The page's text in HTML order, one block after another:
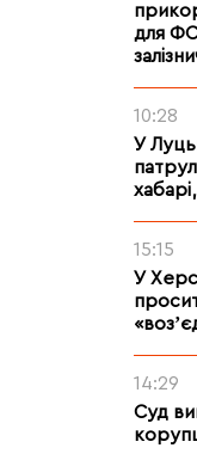
для
10:28
У
15:15
У
14:29
Суд